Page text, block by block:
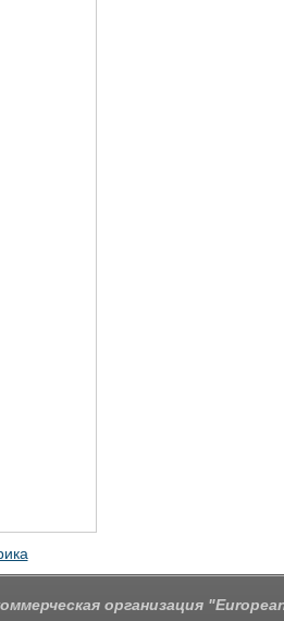
организация